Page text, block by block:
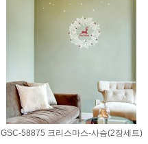
GSC-58875 크리스마스-사슴(2장세트)